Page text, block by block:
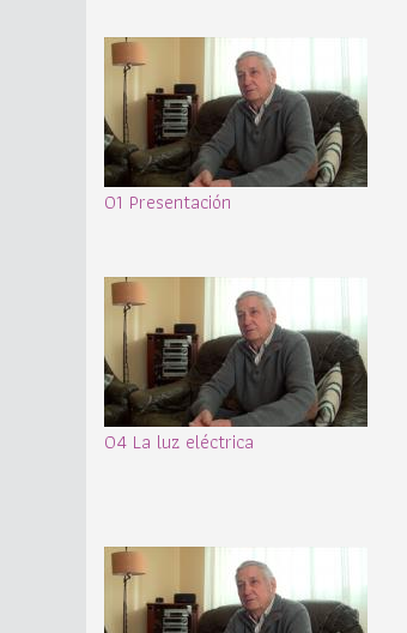
01 Presentación
04 La luz eléctrica